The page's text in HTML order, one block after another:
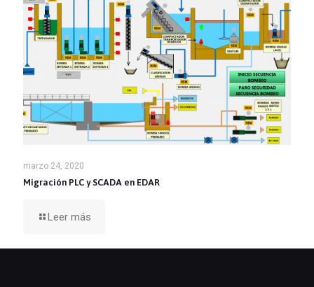
marzo 24, 2020
Migración PLC y SCADA en EDAR
Leer más